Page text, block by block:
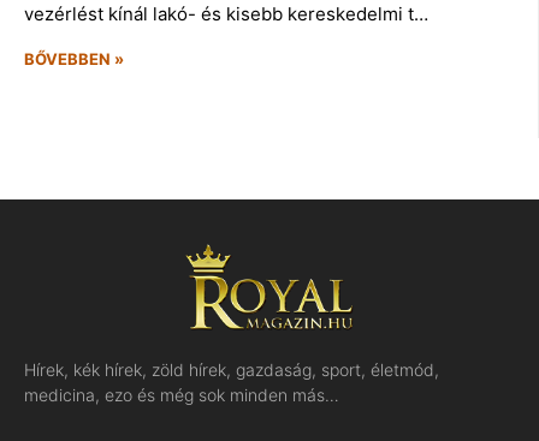
vezérlést kínál lakó- és kisebb kereskedelmi t…
BŐVEBBEN »
Hírek, kék hírek, zöld hírek, gazdaság, sport, életmód,
medicina, ezo és még sok minden más…